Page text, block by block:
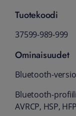
Tuotekoodi
37599-989-999
Ominaisuudet
Bluetooth-
Bluetooth-
AVRCP, HSP,